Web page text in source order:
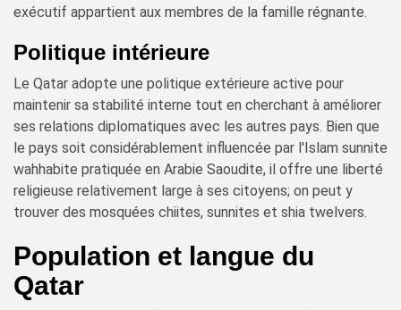
exécutif appartient aux membres de la famille régnante.
Politique intérieure
Le Qatar adopte une politique extérieure active pour
maintenir sa stabilité interne tout en cherchant à améliorer
ses relations diplomatiques avec les autres pays. Bien que
le pays soit considérablement influencée par l'Islam sunnite
wahhabite pratiquée en Arabie Saoudite, il offre une liberté
religieuse relativement large à ses citoyens; on peut y
trouver des mosquées chiites, sunnites et shia twelvers.
Population et langue du
Qatar